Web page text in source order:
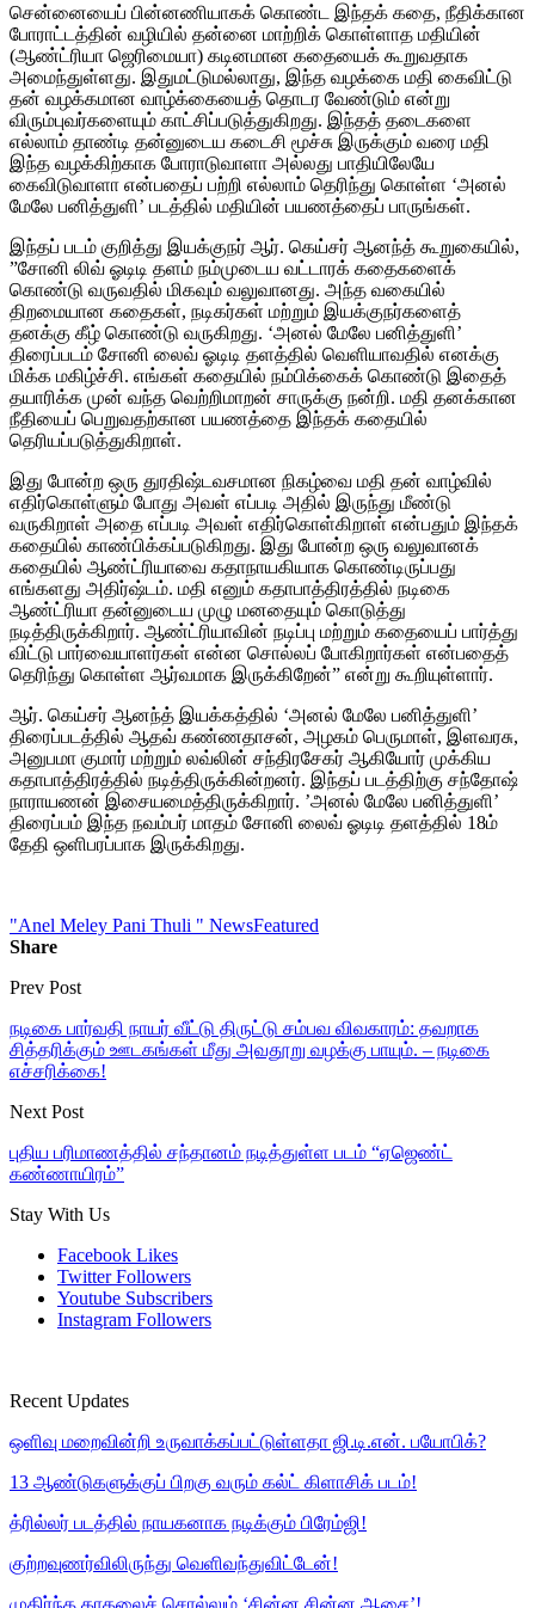
சென்னையைப் பின்னணியாகக் கொண்ட இந்தக் கதை, நீதிக்கான
போராட்டத்தின் வழியில் தன்னை மாற்றிக் கொள்ளாத மதியின்
(ஆண்ட்ரியா ஜெரிமையா) கடினமான கதையைக் கூறுவதாக
அமைந்துள்ளது. இதுமட்டுமல்லாது, இந்த வழக்கை மதி கைவிட்டு
தன் வழக்கமான வாழ்க்கையைத் தொடர வேண்டும் என்று
விரும்புவர்களையும் காட்சிப்படுத்துகிறது. இந்தத் தடைகளை
எல்லாம் தாண்டி தன்னுடைய கடைசி மூச்சு இருக்கும் வரை மதி
இந்த வழக்கிற்காக போராடுவாளா அல்லது பாதியிலேயே
கைவிடுவாளா என்பதைப் பற்றி எல்லாம் தெரிந்து கொள்ள ‘அனல்
மேலே பனித்துளி’ படத்தில் மதியின் பயணத்தைப் பாருங்கள்.
இந்தப் படம் குறித்து இயக்குநர் ஆர். கெய்சர் ஆனந்த் கூறுகையில்,
”சோனி லிவ் ஓடிடி தளம் நம்முடைய வட்டாரக் கதைகளைக்
கொண்டு வருவதில் மிகவும் வலுவானது. அந்த வகையில்
திறமையான கதைகள், நடிகர்கள் மற்றும் இயக்குநர்களைத்
தனக்கு கீழ் கொண்டு வருகிறது. ‘அனல் மேலே பனித்துளி’
திரைப்படம் சோனி லைவ் ஓடிடி தளத்தில் வெளியாவதில் எனக்கு
மிக்க மகிழ்ச்சி. எங்கள் கதையில் நம்பிக்கைக் கொண்டு இதைத்
தயாரிக்க முன் வந்த வெற்றிமாறன் சாருக்கு நன்றி. மதி தனக்கான
நீதியைப் பெறுவதற்கான பயணத்தை இந்தக் கதையில்
தெரியப்படுத்துகிறாள்.
இது போன்ற ஒரு துரதிஷ்டவசமான நிகழ்வை மதி தன் வாழ்வில்
எதிர்கொள்ளும் போது அவள் எப்படி அதில் இருந்து மீண்டு
வருகிறாள் அதை எப்படி அவள் எதிர்கொள்கிறாள் என்பதும் இந்தக்
கதையில் காண்பிக்கப்படுகிறது. இது போன்ற ஒரு வலுவானக்
கதையில் ஆண்ட்ரியாவை கதாநாயகியாக கொண்டிருப்பது
எங்களது அதிர்ஷ்டம். மதி எனும் கதாபாத்திரத்தில் நடிகை
ஆண்ட்ரியா தன்னுடைய முழு மனதையும் கொடுத்து
நடித்திருக்கிறார். ஆண்ட்ரியாவின் நடிப்பு மற்றும் கதையைப் பார்த்து
விட்டு பார்வையாளர்கள் என்ன சொல்லப் போகிறார்கள் என்பதைத்
தெரிந்து கொள்ள ஆர்வமாக இருக்கிறேன்” என்று கூறியுள்ளார்.
ஆர். கெய்சர் ஆனந்த் இயக்கத்தில் ‘அனல் மேலே பனித்துளி’
திரைப்படத்தில் ஆதவ் கண்ணதாசன், அழகம் பெருமாள், இளவரசு,
அனுபமா குமார் மற்றும் லவ்லின் சந்திரசேகர் ஆகியோர் முக்கிய
கதாபாத்திரத்தில் நடித்திருக்கின்றனர். இந்தப் படத்திற்கு சந்தோஷ்
நாராயணன் இசையமைத்திருக்கிறார். ’அனல் மேலே பனித்துளி’
திரைப்பம் இந்த நவம்பர் மாதம் சோனி லைவ் ஓடிடி தளத்தில் 18ம்
தேதி ஒளிபரப்பாக இருக்கிறது.
"Anel Meley Pani Thuli " NewsFeatured
Share
Prev Post
நடிகை பார்வதி நாயர் வீட்டு திருட்டு சம்பவ விவகாரம்: தவறாக
சித்தரிக்கும் ஊடகங்கள் மீது அவதூறு வழக்கு பாயும். – நடிகை
எச்சரிக்கை!
Next Post
புதிய பரிமாணத்தில் சந்தானம் நடித்துள்ள படம் “ஏஜெண்ட்
கண்ணாயிரம்”
Stay With Us
Facebook Likes
Twitter Followers
Youtube Subscribers
Instagram Followers
Recent Updates
ஒளிவு மறைவின்றி உருவாக்கப்பட்டுள்ளதா ஜி.டி.என். பயோபிக்?
13 ஆண்டுகளுக்குப் பிறகு வரும் கல்ட் கிளாசிக் படம்!
த்ரில்லர் படத்தில் நாயகனாக நடிக்கும் பிரேம்ஜி!
குற்றவுணர்விலிருந்து வெளிவந்துவிட்டேன்!
முதிர்ந்த காதலைச் சொல்லும் ‘சின்ன சின்ன ஆசை’!